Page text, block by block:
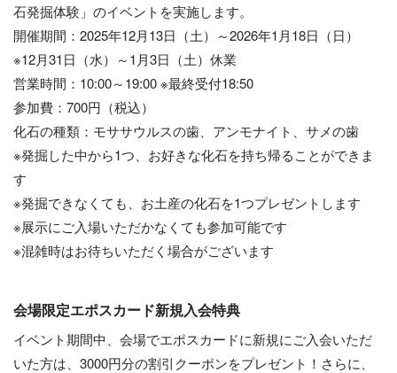
石発掘体験」のイベントを実施します。
開催期間：2025年12月13日（土）～2026年1月18日（日）
※12月31日（水）～1月3日（土）休業
営業時間：10:00～19:00 ※最終受付18:50
参加費：700円（税込）
化石の種類：モササウルスの歯、アンモナイト、サメの歯
※発掘した中から1つ、お好きな化石を持ち帰ることができま
す
※発掘できなくても、お土産の化石を1つプレゼントします
※展示にご入場いただかなくても参加可能です
※混雑時はお待ちいただく場合がございます
会場限定エポスカード新規入会特典
イベント期間中、会場でエポスカードに新規にご入会いただ
いた方は、3000円分の割引クーポンをプレゼント！さらに、